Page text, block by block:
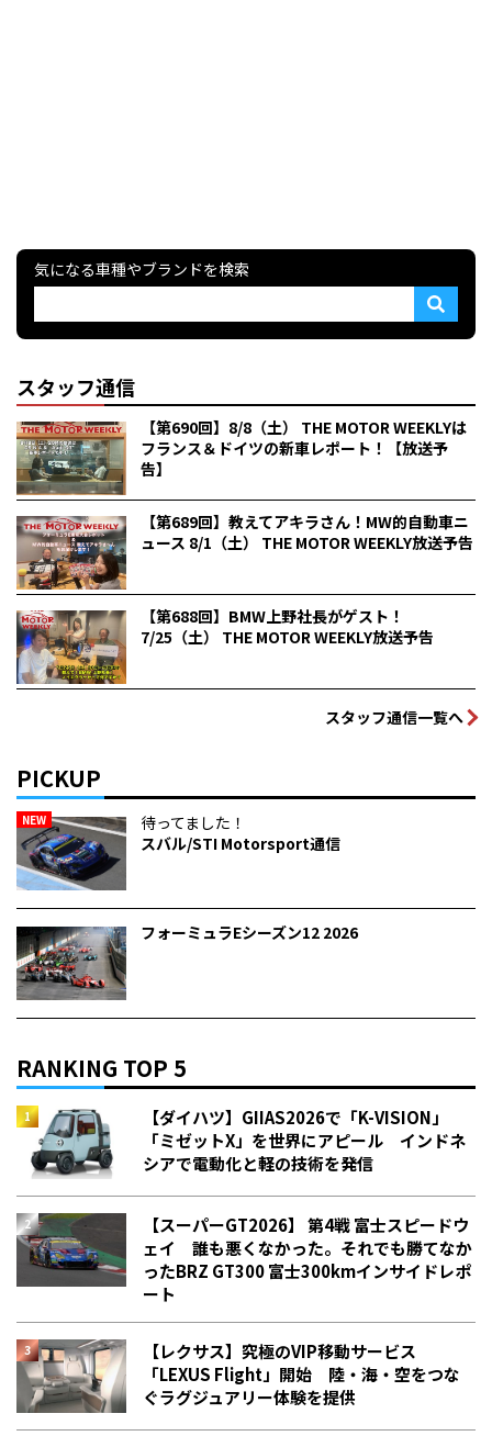
気になる車種やブランドを検索
スタッフ通信
【第690回】8/8（土） THE MOTOR WEEKLYは
フランス＆ドイツの新車レポート！【放送予
告】
【第689回】教えてアキラさん！MW的自動車ニ
ュース 8/1（土） THE MOTOR WEEKLY放送予告
【第688回】BMW上野社長がゲスト！
7/25（土） THE MOTOR WEEKLY放送予告
スタッフ通信一覧へ
PICKUP
NEW
待ってました！
スバル/STI Motorsport通信
フォーミュラEシーズン12 2026
RANKING TOP 5
【ダイハツ】GIIAS2026で「K-VISION」
「ミゼットX」を世界にアピール インドネ
シアで電動化と軽の技術を発信
【スーパーGT2026】 第4戦 富士スピードウ
ェイ 誰も悪くなかった。それでも勝てなか
った――BRZ GT300 富士300kmインサイドレポ
ート
【レクサス】究極のVIP移動サービス
「LEXUS Flight」開始 陸・海・空をつな
ぐラグジュアリー体験を提供